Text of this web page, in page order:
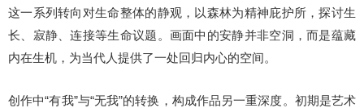
这一系列转向对生命整体的静观，以森林为精神庇护所，探讨生
长、寂静、连接等生命议题。 画面中的安静并非空洞，而是蕴藏
内在生机，为当代人提供了一处回归内心的空间。
创作中“有我”与“无我”的转换，构成作品另一重深度。 初期是艺术